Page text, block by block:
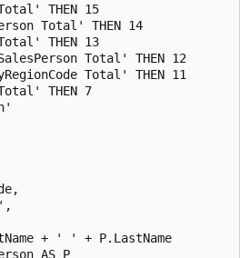
THEN 15
Total' THEN 14
THEN 13
Total' THEN 12
Total' THEN 11
THEN 7
+ ' ' + P.LastName
AS P